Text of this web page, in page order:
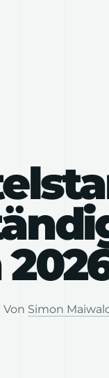
Von Simon